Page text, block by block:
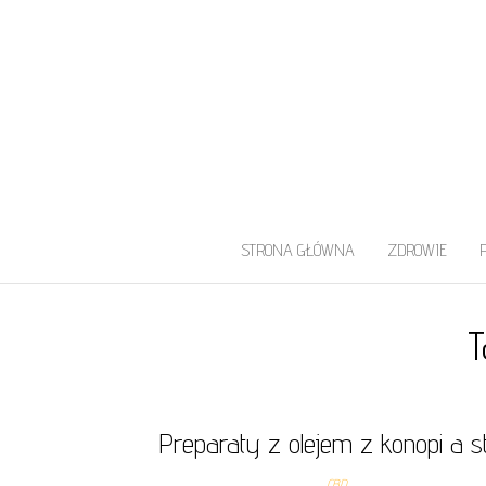
STRONA GŁÓWNA ZDROWIE
Preparaty z olejem z konopi a